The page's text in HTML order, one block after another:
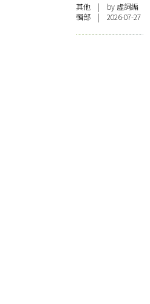
其他 | by 虛詞編
輯部 | 2026-07-27